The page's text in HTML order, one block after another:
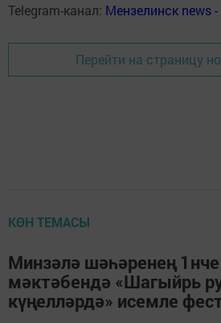
Telegram-канал: Мензелинск news
Перейти на страницу
КӨН ТЕМАСЫ
Минзәлә шәһәренең
мәктәбендә «Шагыйрь
күңелләрдә» исемле